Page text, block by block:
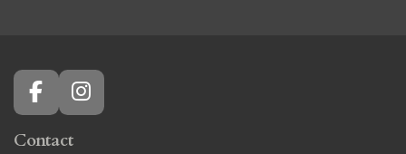
F
a
c
I
n
Contact